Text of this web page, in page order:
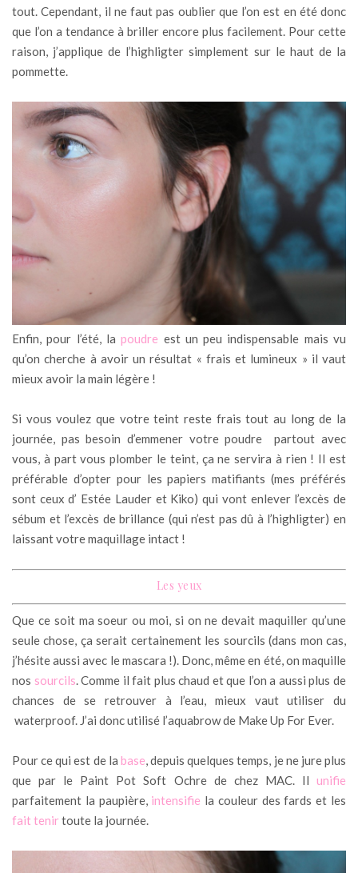
tout. Cependant, il ne faut pas oublier que l’on est en été donc
que l’on a tendance à briller encore plus facilement. Pour cette
raison, j’applique de l’highligter simplement sur le haut de la
pommette.
Enfin, pour l’été, lapoudre est un peu indispensable mais vu
qu’on cherche à avoir un résultat « frais et lumineux » il vaut
mieux avoir la main légère !
Si vous voulez que votre teint reste frais tout au long de la
journée, pas besoin d’emmener votre poudre partout avec
vous, à part vous plomber le teint, ça ne servira à rien ! Il est
préférable d’opter pour les papiers matifiants (mes préférés
sont ceux d’ Estée Lauder et Kiko) qui vont enlever l’excès de
sébum et l’excès de brillance (qui n’est pas dû à l’highligter) en
laissant votre maquillage intact !
Les yeux
Que ce soit ma soeur ou moi, si on ne devait maquiller qu’une
seule chose, ça serait certainement les sourcils (dans mon cas,
j’hésite aussi avec le mascara !). Donc, même en été, on maquille
nos sourcils. Comme il fait plus chaud et que l’on a aussi plus de
chances de se retrouver à l’eau, mieux vaut utiliser du
waterproof. J’ai donc utilisé l’aquabrow de Make Up For Ever.
Pour ce qui est de la base, depuis quelques temps, je ne jure plus
que par le Paint Pot Soft Ochre de chez MAC. Il unifie
parfaitement la paupière, intensifie la couleur des fards et les
fait tenirtoute la journée.